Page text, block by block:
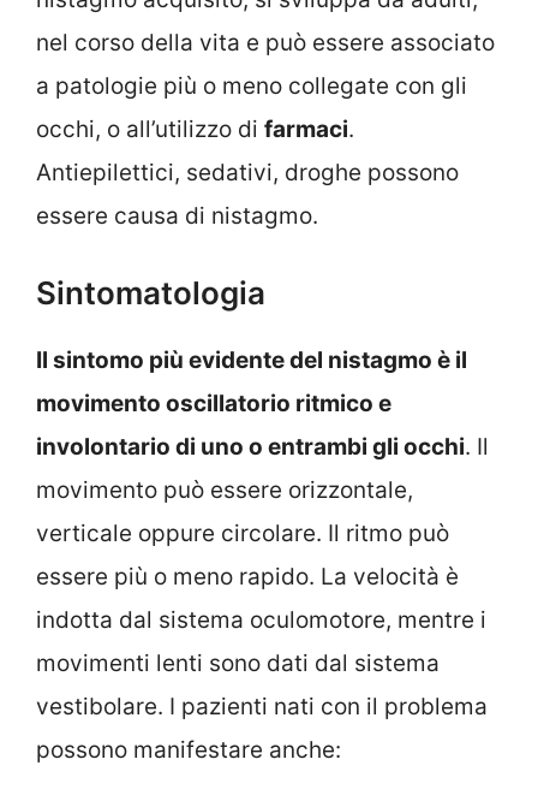
nel corso della vita e può essere associato
a patologie più o meno collegate con gli
occhi, o all’utilizzo di farmaci.
Antiepilettici, sedativi, droghe possono
essere causa di nistagmo.
Sintomatologia
Il sintomo più evidente del nistagmo è il
movimento oscillatorio ritmico e
involontario di uno o entrambi gli occhi. Il
movimento può essere orizzontale,
verticale oppure circolare. Il ritmo può
essere più o meno rapido. La velocità è
indotta dal sistema oculomotore, mentre i
movimenti lenti sono dati dal sistema
vestibolare. I pazienti nati con il problema
possono manifestare anche: